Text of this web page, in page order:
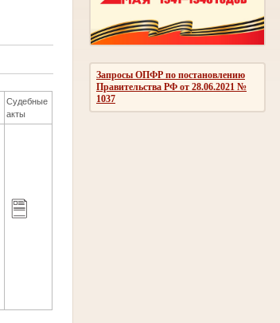
Запросы ОПФР по постановлению
Правительства РФ от 28.06.2021 №
1037
Судебные
акты